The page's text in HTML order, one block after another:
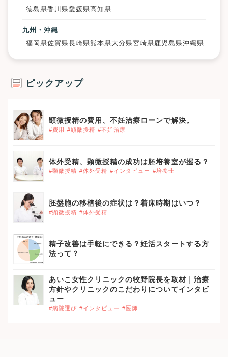
徳島県香川県愛媛県高知県
九州・沖縄
福岡県佐賀県長崎県熊本県大分県宮崎県鹿児島県沖縄県
ピックアップ
顕微授精の費用、不妊治療ローンで解決。
#費用 #顕微授精 #不妊治療
体外受精、顕微授精の成功は胚培養室が握る？
#顕微授精 #体外受精 #インタビュー #培養士
胚盤胞の移植後の症状は？着床時期はいつ？
#顕微授精 #体外受精
精子改善は手軽にできる？妊活スタートする方
法って？
あいこ女性クリニックの牧野院長を取材｜治療
方針やクリニックのこだわりについてインタビ
ュー
#病院選び #インタビュー #医師